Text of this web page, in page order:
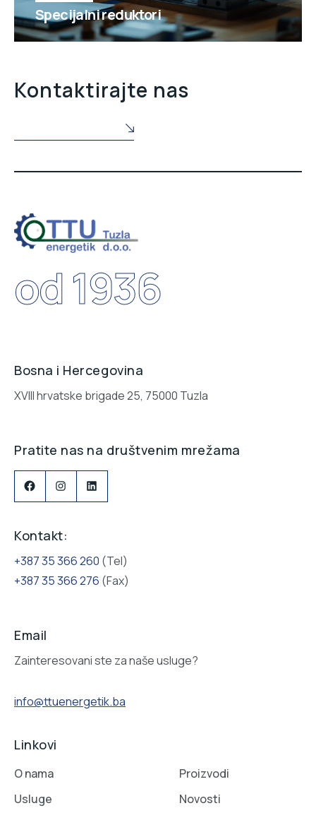
Specijalni reduktori
Kontaktirajte nas
od 1936
Bosna i Hercegovina
XVIII hrvatske brigade 25, 75000 Tuzla
Pratite nas na društvenim mrežama
Kontakt:
+387 35 366 260 (Tel)
+387 35 366 276 (Fax)
Email
Zainteresovani ste za naše usluge?
info@ttuenergetik.ba
Linkovi
O nama
Usluge
Proizvodi
Novosti